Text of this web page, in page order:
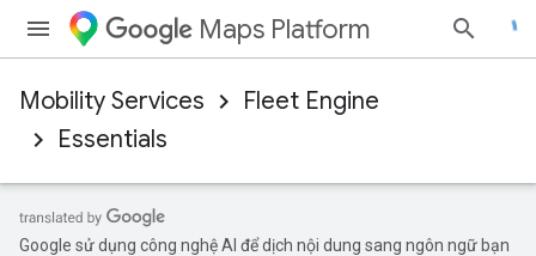
Maps Platform
Mobility Services
Fleet Engine
Essentials
Google sử dụng công nghệ AI để dịch nội dung sang ngôn ngữ bạn